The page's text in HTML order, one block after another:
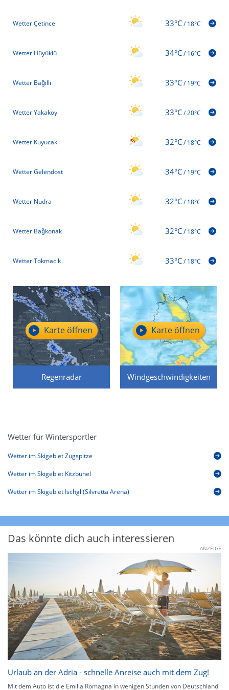
Wetter Çetince 33°C/18°C
Wetter Hüyüklü 34°C/16°C
Wetter Bağıllı 33°C/19°C
Wetter Yakaköy 33°C/20°C
Wetter Kuyucak 32°C/18°C
Wetter Gelendost 34°C/19°C
Wetter Nudra 32°C/18°C
Wetter Bağkonak 32°C/18°C
Wetter Tokmacık 33°C/18°C
Regenradar
Karte öffnen
Windgeschwindigkeiten
Karte öffnen
Wetter für Wintersportler
Wetter im Skigebiet Zugspitze
Wetter im Skigebiet Kitzbühel
Wetter im Skigebiet Ischgl (Silvretta Arena)
Das könnte dich auch interessieren
ANZEIGE
Urlaub an der Adria - schnelle Anreise auch mit dem Zug!
Mit dem Auto ist die Emilia Romagna in wenigen Stunden von Deutschland